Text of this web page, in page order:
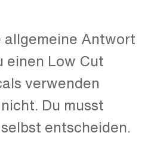
allgemeine Antwort
einen Low Cut
verwenden
Du musst
entscheiden.